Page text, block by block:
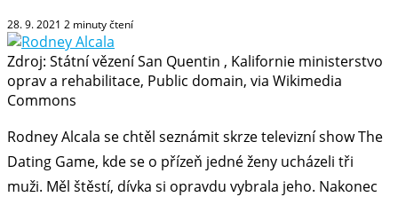
28. 9. 2021 2 minuty čtení
Zdroj: Státní vězení San Quentin , Kalifornie ministerstvo
oprav a rehabilitace, Public domain, via Wikimedia
Commons
Rodney Alcala se chtěl seznámit skrze televizní show The
Dating Game, kde se o přízeň jedné ženy ucházeli tři
muži. Měl štěstí, dívka si opravdu vybrala jeho. Nakonec